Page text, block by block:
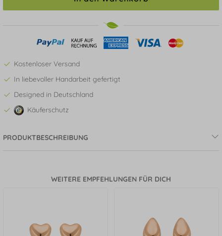
Kostenloser Versand
In liebevoller Handarbeit gefertigt
Designed in Deutschland
Käuferschutz
PRODUKTBESCHREIBUNG
WEITERE EMPFEHLUNGEN FÜR DICH